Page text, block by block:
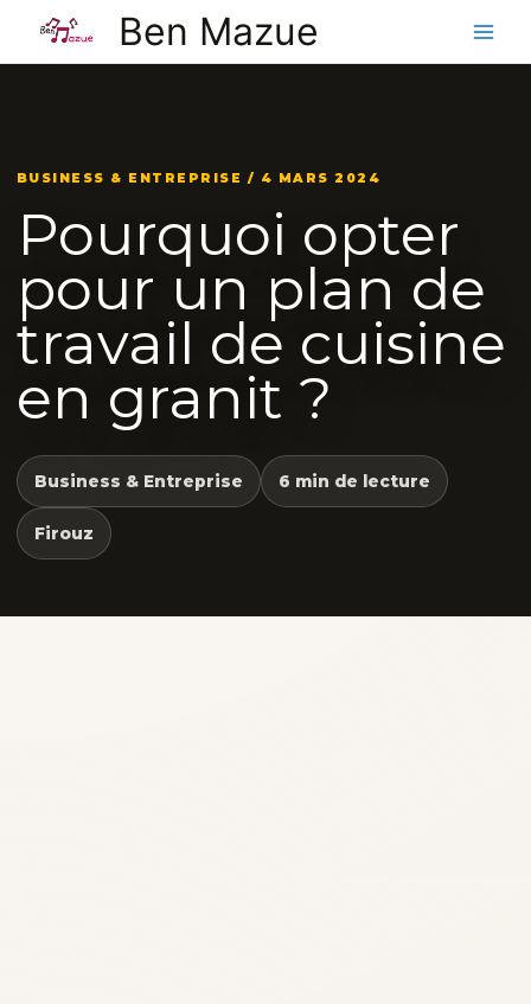
contenu
Ben Mazue
BUSINESS & ENTREPRISE / 4 MARS 2024
Pourquoi opter
pour un plan de
travail de cuisine
en granit ?
Business & Entreprise 6 min de lecture
Firouz